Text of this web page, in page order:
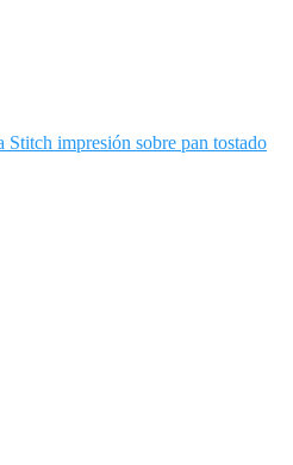
impresión sobre pan tostado